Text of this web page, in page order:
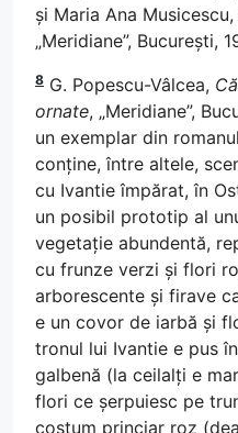
și Maria Ana
„Meridiane”, București,
8 G. Popescu-Vâlcea,
ornate, „Meridiane”,
un exemplar din
conține, între altele,
cu Ivantie împărat, în
un posibil prototip al
vegetație abundentă,
cu frunze verzi și flori
arborescente și firave
e un covor de iarbă și
tronul lui Ivantie e pus
galbenă (la ceilalți e
flori ce șerpuiesc pe
costum princiar roz